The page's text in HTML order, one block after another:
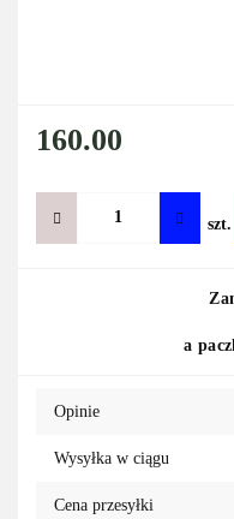
160.00
szt.
a
Opinie
Wysyłka w ciągu
Cena przesyłki